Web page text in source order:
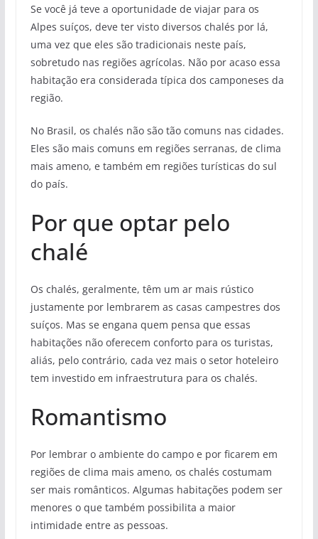
Se você já teve a oportunidade de viajar para os
Alpes suíços, deve ter visto diversos chalés por lá,
uma vez que eles são tradicionais neste país,
sobretudo nas regiões agrícolas. Não por acaso essa
habitação era considerada típica dos camponeses da
região.
No Brasil, os chalés não são tão comuns nas cidades.
Eles são mais comuns em regiões serranas, de clima
mais ameno, e também em regiões turísticas do sul
do país.
Por que optar pelo
chalé
Os chalés, geralmente, têm um ar mais rústico
justamente por lembrarem as casas campestres dos
suíços. Mas se engana quem pensa que essas
habitações não oferecem conforto para os turistas,
aliás, pelo contrário, cada vez mais o setor hoteleiro
tem investido em infraestrutura para os chalés.
Romantismo
Por lembrar o ambiente do campo e por ficarem em
regiões de clima mais ameno, os chalés costumam
ser mais românticos. Algumas habitações podem ser
menores o que também possibilita a maior
intimidade entre as pessoas.